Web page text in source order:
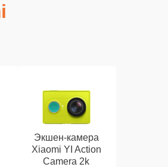
Экшен-камера
Xiaomi YI Action
Camera 2k